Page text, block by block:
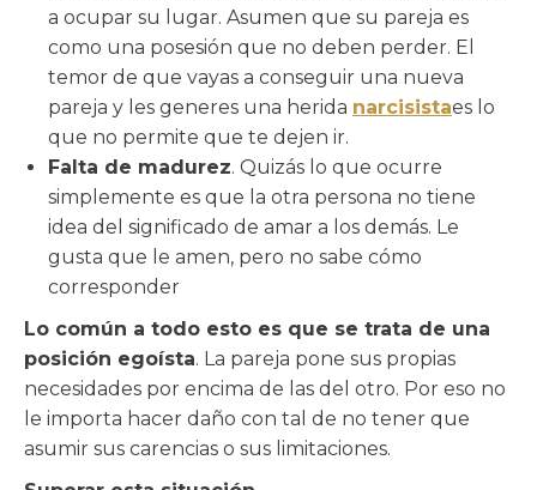
a ocupar su lugar. Asumen que su pareja es
como una posesión que no deben perder. El
temor de que vayas a conseguir una nueva
pareja y les generes una herida narcisistaes lo
que no permite que te dejen ir.
Falta de madurez. Quizás lo que ocurre
simplemente es que la otra persona no tiene
idea del significado de amar a los demás. Le
gusta que le amen, pero no sabe cómo
corresponder
Lo común a todo esto es que se trata de una
posición egoísta. La pareja pone sus propias
necesidades por encima de las del otro. Por eso no
le importa hacer daño con tal de no tener que
asumir sus carencias o sus limitaciones.